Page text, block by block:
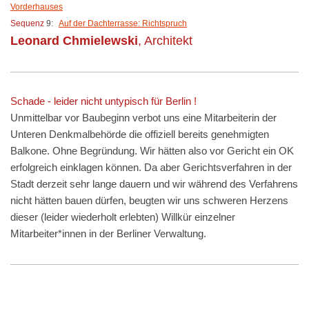
Vorderhauses
Sequenz 9: Auf der Dachterrasse: Richtspruch
Leonard Chmielewski, Architekt
Schade - leider nicht untypisch für Berlin !
Unmittelbar vor Baubeginn verbot uns eine Mitarbeiterin der
Unteren Denkmalbehörde die offiziell bereits genehmigten
Balkone. Ohne Begründung. Wir hätten also vor Gericht ein OK
erfolgreich einklagen können. Da aber Gerichtsverfahren in der
Stadt derzeit sehr lange dauern und wir während des Verfahrens
nicht hätten bauen dürfen, beugten wir uns schweren Herzens
dieser (leider wiederholt erlebten) Willkür einzelner
Mitarbeiter*innen in der Berliner Verwaltung.